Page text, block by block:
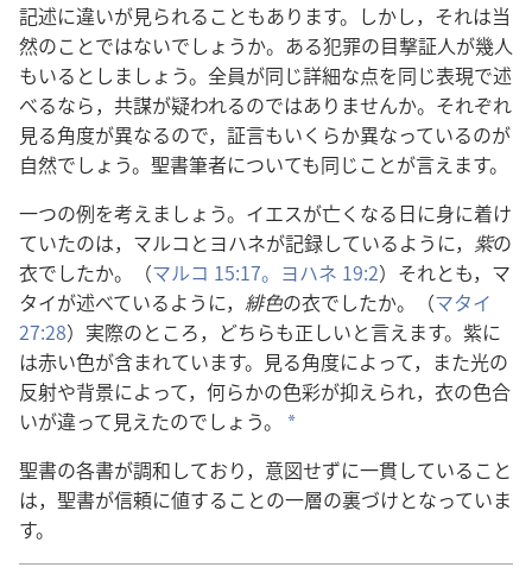
記述に違いが見られることもあります。しかし，それは当
然のことではないでしょうか。ある犯罪の目撃証人が幾人
もいるとしましょう。全員が同じ詳細な点を同じ表現で述
べるなら，共謀が疑われるのではありませんか。それぞれ
見る角度が異なるので，証言もいくらか異なっているのが
自然でしょう。聖書筆者についても同じことが言えます。
一つの例を考えましょう。イエスが亡くなる日に身に着け
ていたのは，マルコとヨハネが記録しているように， 紫の
衣でしたか。（マルコ 15:17。 ヨハネ 19:2）それとも，マ
タイが述べているように， 緋色の衣でしたか。（マタイ
27:28）実際のところ，どちらも正しいと言えます。紫に
は赤い色が含まれています。見る角度によって，また光の
反射や背景によって，何らかの色彩が抑えられ，衣の色合
いが違って見えたのでしょう。
*
聖書の各書が調和しており，意図せずに一貫していること
は，聖書が信頼に値することの一層の裏づけとなっていま
す。